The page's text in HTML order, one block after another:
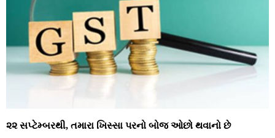
૨૨ સપ્‍ટેમ્‍બરથી, તમારા ખિસ્‍સા પરનો બોજ ઓછો થવાનો છે